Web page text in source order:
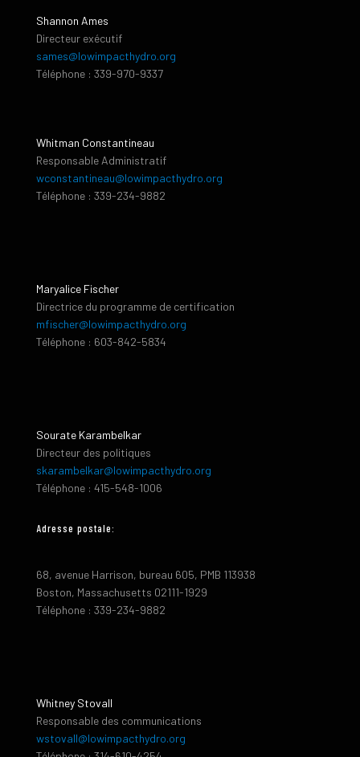
Shannon Ames
Directeur exécutif
sames@lowimpacthydro.org
Téléphone : 339-970-9337
Whitman Constantineau
Responsable Administratif
wconstantineau@lowimpacthydro.org
Téléphone : 339-234-9882
Maryalice Fischer
Directrice du programme de certification
mfischer@lowimpacthydro.org
Téléphone : 603-842-5834
Sourate Karambelkar
Directeur des politiques
skarambelkar@lowimpacthydro.org
Téléphone : 415-548-1006
Adresse postale:
68, avenue Harrison, bureau 605, PMB 113938
Boston, Massachusetts 02111-1929
Téléphone : 339-234-9882
Whitney Stovall
Responsable des communications
wstovall@lowimpacthydro.org